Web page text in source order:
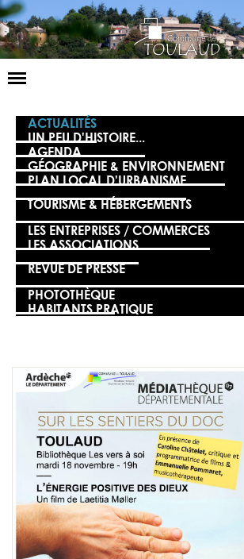
Basculer
LA MAIRIE
NOS SERVICES
LA VIE LOCALE
VOS DÉMARCHES
CONTACT
ACTUALITÉS
UN PEU D'HISTOIRE...
AGENDA
GÉOGRAPHIE & ENVIRONNEMENT
PLAN LOCAL D'URBANISME
TOURISME & HÉBERGEMENTS
LES ENTREPRISES / COMMERCES
LES ASSOCIATIONS
REVUE DE PRESSE
PHOTOTHÈQUE
HABITANTS PRATIQUE